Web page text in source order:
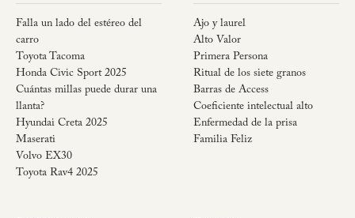
Falla un lado del estéreo del
carro
Toyota Tacoma
Honda Civic Sport 2025
Cuántas millas puede durar una
llanta?
Hyundai Creta 2025
Maserati
Volvo EX30
Toyota Rav4 2025
Ajo y laurel
Alto Valor
Primera Persona
Ritual de los siete granos
Barras de Access
Coeficiente intelectual alto
Enfermedad de la prisa
Familia Feliz